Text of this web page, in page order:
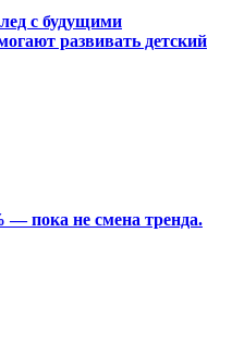
с будущими
развивать детский
— пока не смена тренда.